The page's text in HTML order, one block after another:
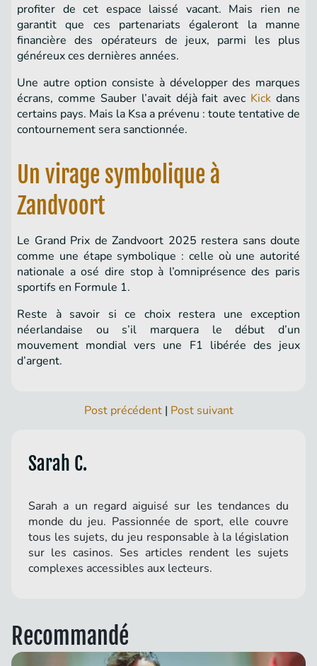
profiter de cet espace laissé vacant. Mais rien ne
garantit que ces partenariats égaleront la manne
financière des opérateurs de jeux, parmi les plus
généreux ces dernières années.
Une autre option consiste à développer des marques
écrans, comme Sauber l’avait déjà fait avec Kick dans
certains pays. Mais la Ksa a prévenu : toute tentative de
contournement sera sanctionnée.
Un virage symbolique à
Zandvoort
Le Grand Prix de Zandvoort 2025 restera sans doute
comme une étape symbolique : celle où une autorité
nationale a osé dire stop à l’omniprésence des paris
sportifs en Formule 1.
Reste à savoir si ce choix restera une exception
néerlandaise ou s’il marquera le début d’un
mouvement mondial vers une F1 libérée des jeux
d’argent.
Post précédent| Post suivant
Sarah C.
Sarah a un regard aiguisé sur les tendances du
monde du jeu. Passionnée de sport, elle couvre
tous les sujets, du jeu responsable à la législation
sur les casinos. Ses articles rendent les sujets
complexes accessibles aux lecteurs.
Recommandé